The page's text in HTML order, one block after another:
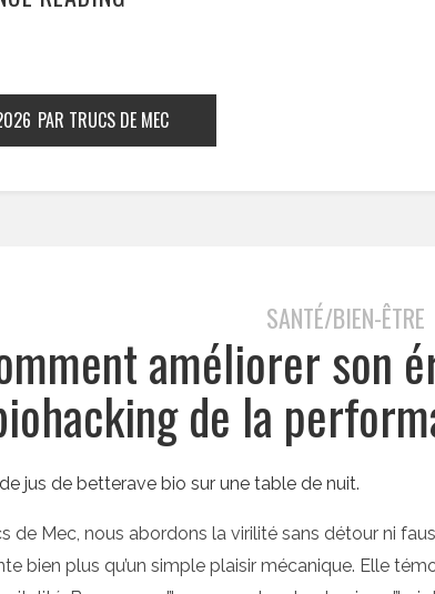
PAR TRUCS DE MEC
SANTÉ/BIEN-ÊTRE
améliorer son
de la
de Mec, nous abordons la virilité sans détour ni
bien plus qu’un simple plaisir mécanique. Elle